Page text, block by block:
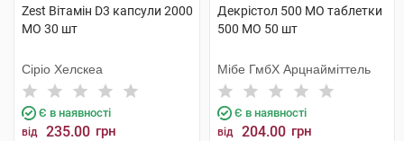
Zest Вітамін D3 капсули 2000
МО 30 шт
Сіріо Хелскеа
Є в наявності
від 235.00 грн
Декрістол 500 МО таблетки
500 МО 50 шт
Мібе ГмбХ Арцнайміттель
Є в наявності
від 204.00 грн